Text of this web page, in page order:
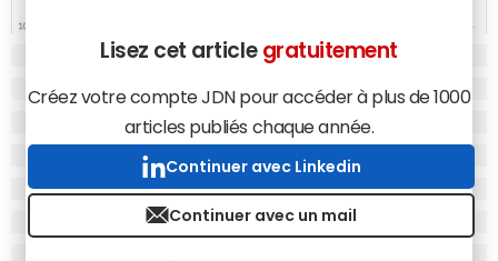
Cette croissance se poursuit sur un rythme soutenu
puisqu'elles enregistrent toutes deux entre 4 000 et
Lisez cet article gratuitement
Créez votre compte JDN pour accéder à plus de 1000
articles publiés chaque année.
Continuer avec Linkedin
Continuer avec un mail